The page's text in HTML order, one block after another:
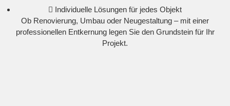
Individuelle Lösungen für jedes Objekt
Ob Renovierung, Umbau oder Neugestaltung – mit einer
professionellen Entkernung legen Sie den Grundstein für Ihr
Projekt.